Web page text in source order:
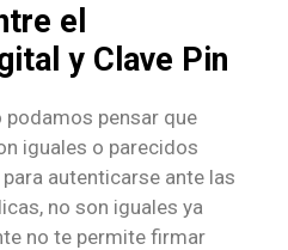
el
y Clave Pin
podamos pensar que
iguales o parecidos
autenticarse ante las
no son iguales ya
no te permite firmar